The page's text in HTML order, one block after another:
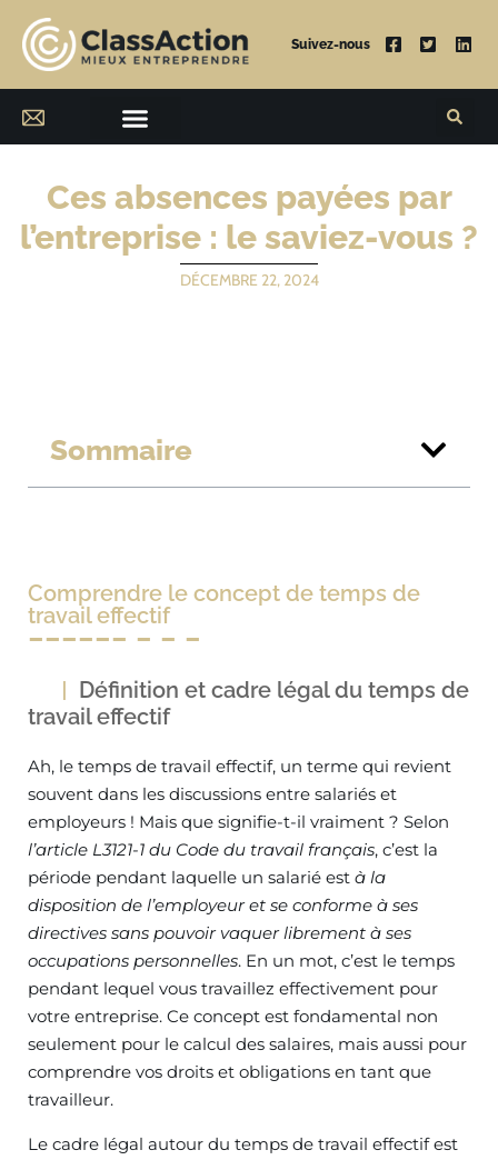
Suivez-nous
Ces absences payées par
l’entreprise : le saviez-vous ?
DÉCEMBRE 22, 2024
Sommaire
Comprendre le concept de temps de
travail effectif
Définition et cadre légal du temps de
travail effectif
Ah, le temps de travail effectif, un terme qui revient
souvent dans les discussions entre salariés et
employeurs ! Mais que signifie-t-il vraiment ? Selon
l’article L3121-1 du Code du travail français, c’est la
période pendant laquelle un salarié est à la
disposition de l’employeur et se conforme à ses
directives sans pouvoir vaquer librement à ses
occupations personnelles. En un mot, c’est le temps
pendant lequel vous travaillez effectivement pour
votre entreprise. Ce concept est fondamental non
seulement pour le calcul des salaires, mais aussi pour
comprendre vos droits et obligations en tant que
travailleur.
Le cadre légal autour du temps de travail effectif est